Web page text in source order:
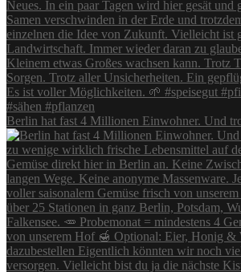
Berlin hat fast 4 Millionen Einwohner. Und